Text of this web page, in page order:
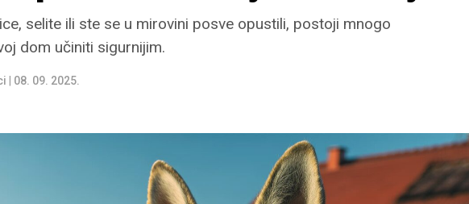
selite ili ste se u mirovini posve opustili, postoji mnogo
dom učiniti sigurnijim.
08. 09. 2025.